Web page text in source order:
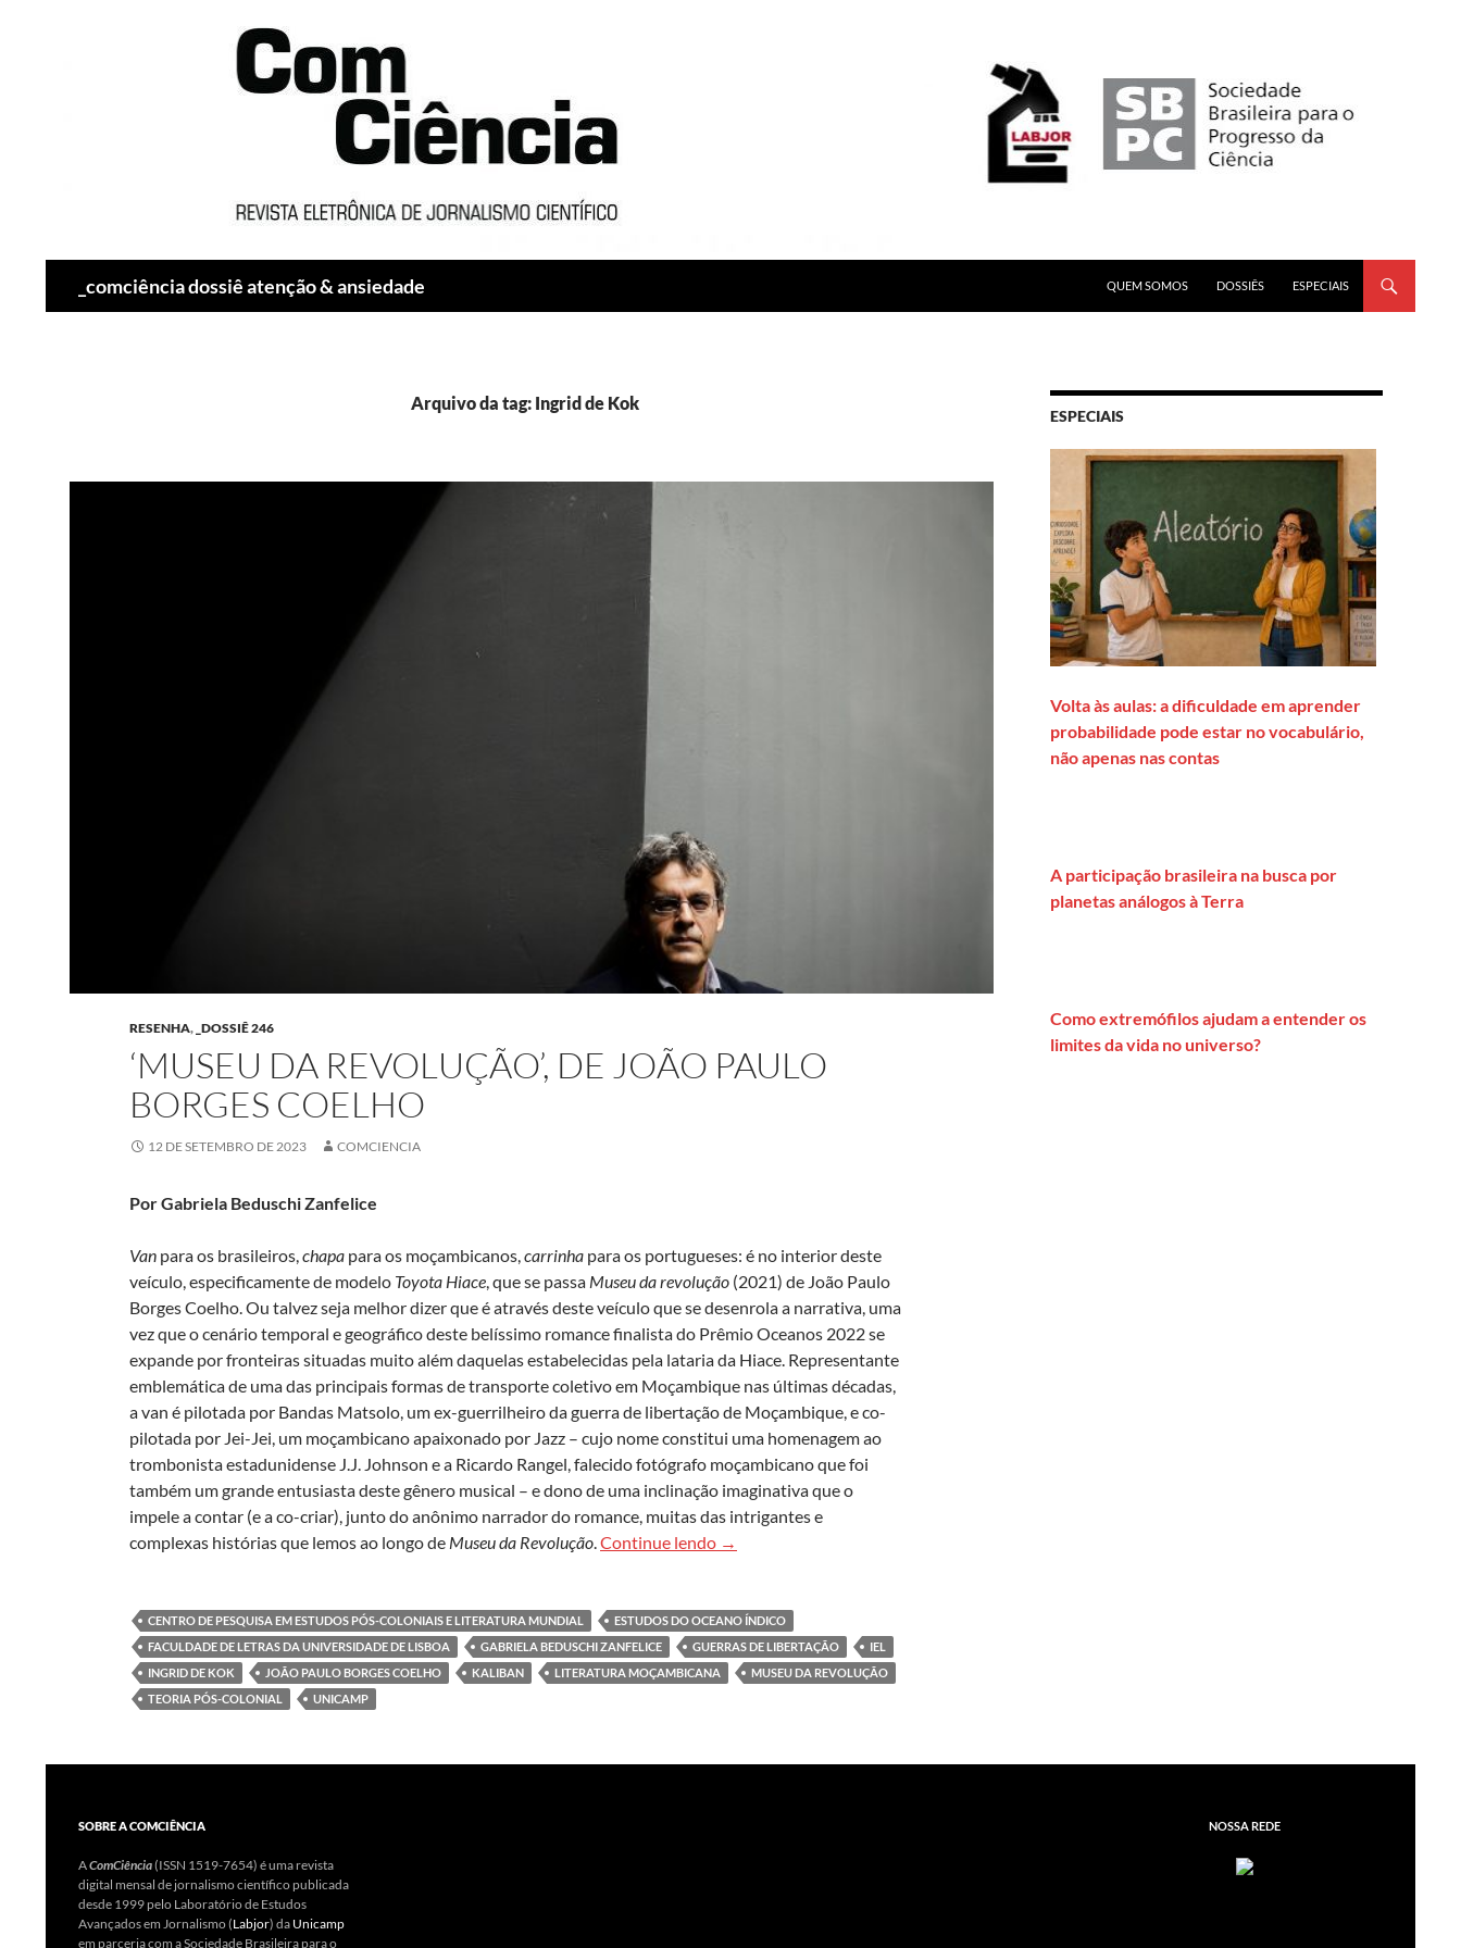
_comciência dossiê atenção & ansiedade
QUEM SOMOS
DOSSIÊS ESPECIAIS
Arquivo da tag: Ingrid de Kok
RESENHA, _DOSSIÊ 246
‘MUSEU DA REVOLUÇÃO’, DE JOÃO PAULO
BORGES COELHO
12 DE SETEMBRO DE 2023 COMCIENCIA
Por Gabriela Beduschi Zanfelice
Van para os brasileiros, chapa para os moçambicanos, carrinha para os portugueses: é no interior deste
veículo, especificamente de modelo Toyota Hiace , que se passa Museu da revolução (2021) de João Paulo
Borges Coelho. Ou talvez seja melhor dizer que é através deste veículo que se desenrola a narrativa, uma
vez que o cenário temporal e geográfico deste belíssimo romance finalista do Prêmio Oceanos 2022 se
expande por fronteiras situadas muito além daquelas estabelecidas pela lataria da Hiace. Representante
emblemática de uma das principais formas de transporte coletivo em Moçambique nas últimas décadas,
a van é pilotada por Bandas Matsolo, um ex-guerrilheiro da guerra de libertação de Moçambique, e co-
pilotada por Jei-Jei, um moçambicano apaixonado por Jazz – cujo nome constitui uma homenagem ao
trombonista estadunidense J.J. Johnson e a Ricardo Rangel, falecido fotógrafo moçambicano que foi
também um grande entusiasta deste gênero musical – e dono de uma inclinação imaginativa que o
impele a contar (e a co-criar), junto do anônimo narrador do romance, muitas das intrigantes e
complexas histórias que lemos ao longo de Museu da Revolução Continue lendo ‘Museu da revolução’, de João Paulo Borges Coelho
→
CENTRO DE PESQUISA EM ESTUDOS PÓS-COLONIAIS E LITERATURA MUNDIAL
ESTUDOS DO OCEANO ÍNDICO
FACULDADE DE LETRAS DA UNIVERSIDADE DE LISBOA
GABRIELA BEDUSCHI ZANFELICE GUERRAS DE LIBERTAÇÃO
IEL
INGRID DE KOK
JOÃO PAULO BORGES COELHO KALIBAN LITERATURA MOÇAMBICANA
MUSEU DA REVOLUÇÃO
TEORIA PÓS-COLONIAL
UNICAMP
ESPECIAIS
Volta às aulas: a dificuldade em aprender
probabilidade pode estar no vocabulário,
não apenas nas contas
A participação brasileira na busca por
planetas análogos à Terra
Como extremófilos ajudam a entender os
limites da vida no universo?
SOBRE A COMCIÊNCIA
AComCiência(ISSN 1519-7654) é uma revista
digital mensal de jornalismo científico publicada
desde 1999 pelo Laboratório de Estudos
Avançados em Jornalismo (Labjor) da Unicamp
em parceria com a Sociedade Brasileira para o
NOSSA REDE